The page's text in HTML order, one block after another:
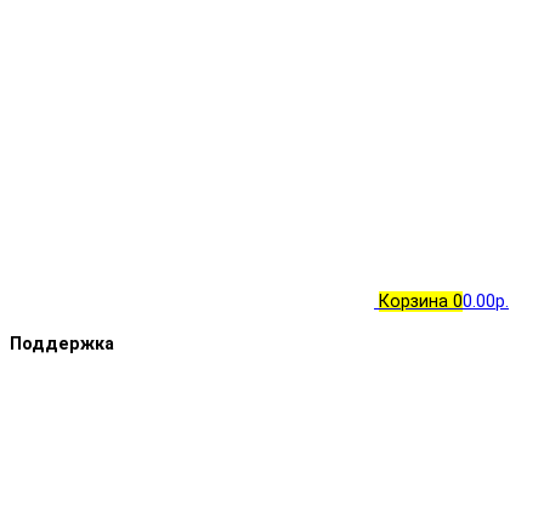
Корзина 00.00р.
Поддержка